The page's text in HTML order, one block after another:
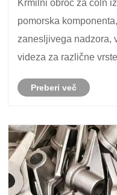
plovila
Krmilni obroč za čoln
pomorska
zanesljivega nadzora,
videza za različne
nerjavečega jekla z
Preberi več